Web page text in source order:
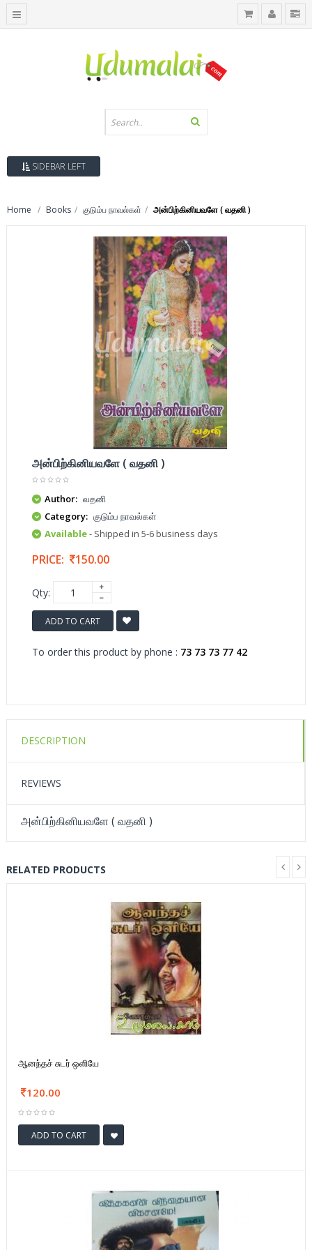
SIDEBAR LEFT
Home Books குடும்ப நாவல்கள் அன்பிற்கினியவளே ( வதனி )
அன்பிற்கினியவளே ( வதனி )
Author: வதனி
Category: குடும்ப நாவல்கள்
Available- Shipped in 5-6 business days
PRICE: 150.00
Qty:
ADD TO CART
To order this product by phone : 73 73 73 77 42
DESCRIPTION
REVIEWS
அன்பிற்கினியவளே ( வதனி )
RELATED PRODUCTS
ஆனந்தச் சுடர் ஒளியே
120.00
ADD TO CART